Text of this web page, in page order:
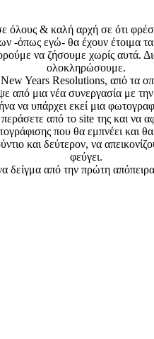
όλους & καλή αρχή σε ότι
-όπως εγώ- θα έχουν έτοιμα
να ζήσουμε χωρίς αυτά.
ολοκληρώσουμε.
New Years Resolutions, από
από μια νέα συνεργασία με
να υπάρχει εκεί μια
από το site της και να
που θα εμπνέει και θα
και δεύτερον, να
φεύγει.
δείγμα από την πρώτη